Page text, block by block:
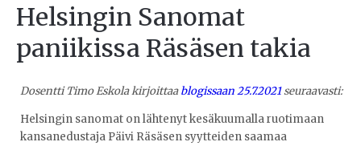
Helsingin Sanomat
paniikissa Räsäsen takia
Dosentti Timo Eskola kirjoittaablogissaan 25.7.2021seuraavasti:
Helsingin sanomat on lähtenyt kesäkuumalla ruotimaan
kansanedustaja Päivi Räsäsen syytteiden saamaa